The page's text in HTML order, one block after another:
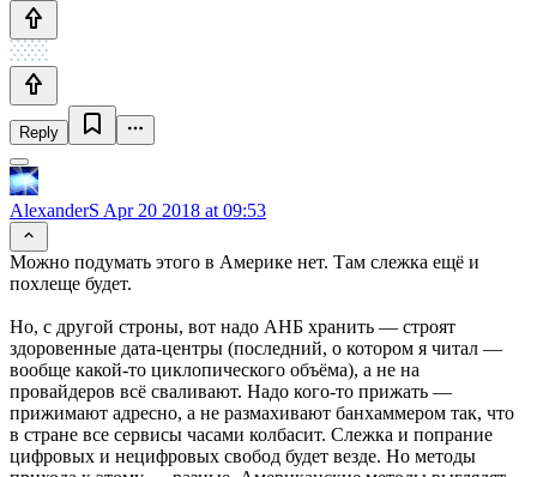
Reply
AlexanderS Apr 20 2018 at 09:53
Можно подумать этого в Америке нет. Там слежка ещё и
похлеще будет.
Но, с другой строны, вот надо АНБ хранить — строят
здоровенные дата-центры (последний, о котором я читал —
вообще какой-то циклопического объёма), а не на
провайдеров всё сваливают. Надо кого-то прижать —
прижимают адресно, а не размахивают банхаммером так, что
в стране все сервисы часами колбасит. Слежка и попрание
цифровых и нецифровых свобод будет везде. Но методы